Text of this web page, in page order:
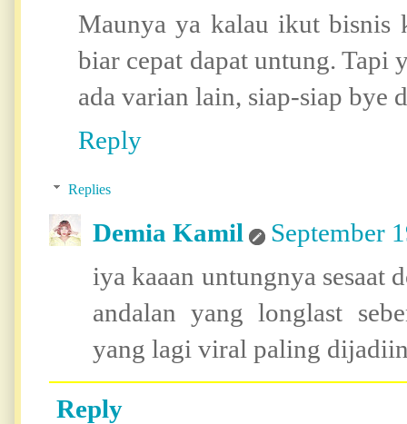
Maunya ya kalau ikut
biar cepat dapat untung. Tapi
ada varian lain, siap-siap bye
Reply
Replies
Demia Kamil
September
iya kaaan untungnya sesaat
andalan yang longlast
yang lagi viral paling
Reply